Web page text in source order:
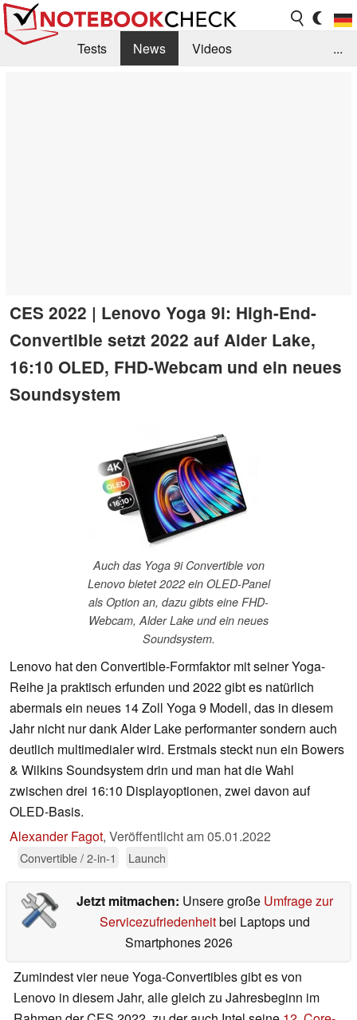
Tests News
Videos
...
CES 2022 | Lenovo Yoga 9i: High-End-
Convertible setzt 2022 auf Alder Lake,
16:10 OLED, FHD-Webcam und ein neues
Soundsystem
Auch das Yoga 9i Convertible von
Lenovo bietet 2022 ein OLED-Panel
als Option an, dazu gibts eine FHD-
Webcam, Alder Lake und ein neues
Soundsystem.
Lenovo hat den Convertible-Formfaktor mit seiner Yoga-
Reihe ja praktisch erfunden und 2022 gibt es natürlich
abermals ein neues 14 Zoll Yoga 9 Modell, das in diesem
Jahr nicht nur dank Alder Lake performanter sondern auch
deutlich multimedialer wird. Erstmals steckt nun ein Bowers
& Wilkins Soundsystem drin und man hat die Wahl
zwischen drei 16:10 Displayoptionen, zwei davon auf
OLED-Basis.
Alexander Fagot, Veröffentlicht am05.01.2022
Convertible / 2-in-1 Launch
Jetzt mitmachen: Unsere große Umfrage zur
Servicezufriedenheitbei Laptops und
Smartphones 2026
Zumindest vier neue Yoga-Convertibles gibt es von
Lenovo in diesem Jahr, alle gleich zu Jahresbeginn im